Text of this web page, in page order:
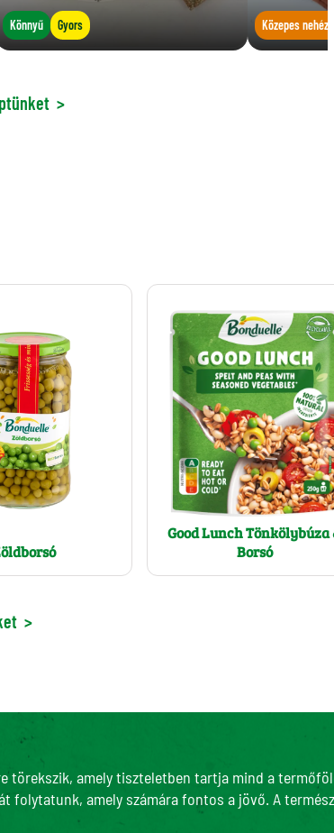
Könnyű Gyors Közepes
>
Good Lunch Tönkölybúza
Borsó
>
törekszik, amely tiszteletben tartja mind a
folytatunk, amely számára fontos a jövő. A